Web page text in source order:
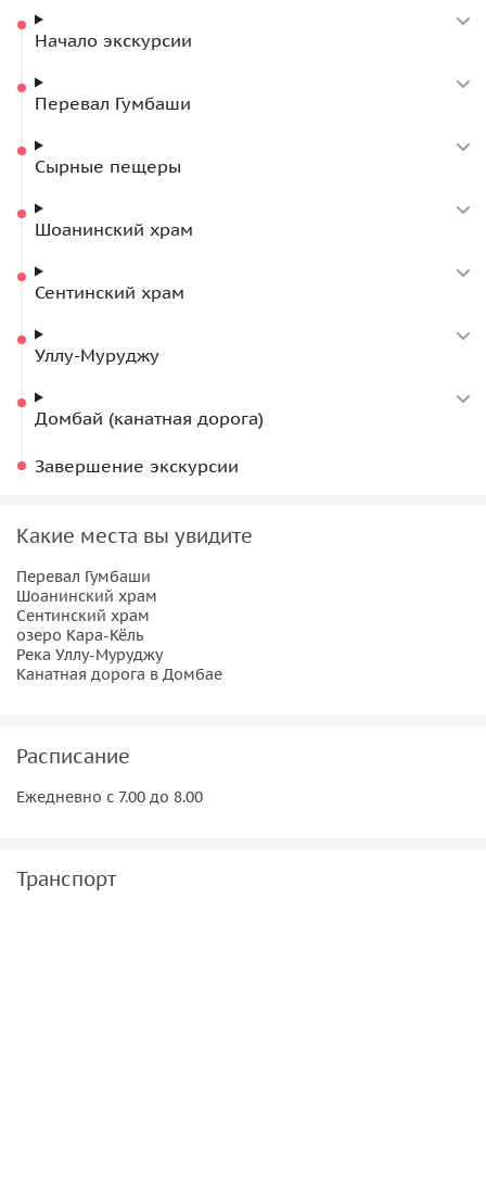
называют, —Сырные пещеры
Шоанинский храм
—
реки Уллу-Муруджу
высоту 3000 метров над уровнем моря и насладимся
По желанию, можно посетить
либо дополнить маршрут новыми местами.
Начало экскурсии
Перевал Гумбаши
Сырные пещеры
Шоанинский храм
Сентинский храм
Уллу-Муруджу
Домбай (канатная дорога)
Завершение экскурсии
Какие места вы увидите
Перевал Гумбаши
Шоанинский храм
Сентинский храм
озеро Кара-Кёль
Река Уллу-Муруджу
Канатная дорога в Домбае
Расписание
Ежедневно с 7.00 до 8.00
Транспорт